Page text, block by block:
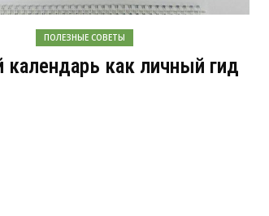
ПОЛЕЗНЫЕ СОВЕТЫ
календарь как личный гид